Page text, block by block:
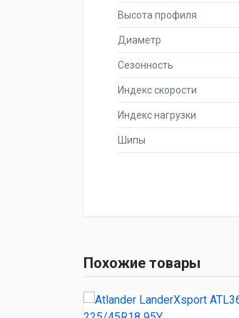
Высота профиля
Диаметр
Сезонность
Индекс скорости
Индекс нагрузки
Шипы
Похожие товары